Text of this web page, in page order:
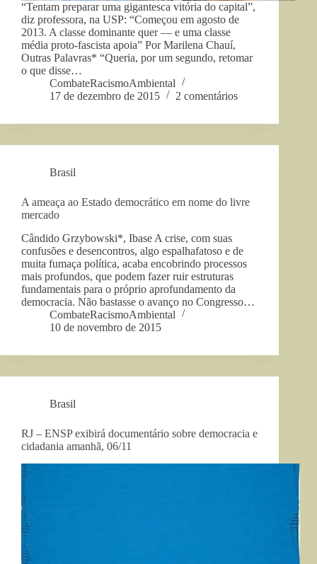
“Tentam preparar uma gigantesca vitória do capital”,
diz professora, na USP: “Começou em agosto de
2013. A classe dominante quer — e uma classe
média proto-fascista apoia” Por Marilena Chauí,
Outras Palavras* “Queria, por um segundo, retomar
o que disse…
CombateRacismoAmbiental
17 de dezembro de 2015
2 comentários
Brasil
A ameaça ao Estado democrático em nome do livre
mercado
Cândido Grzybowski*, Ibase A crise, com suas
confusões e desencontros, algo espalhafatoso e de
muita fumaça política, acaba encobrindo processos
mais profundos, que podem fazer ruir estruturas
fundamentais para o próprio aprofundamento da
democracia. Não bastasse o avanço no Congresso…
CombateRacismoAmbiental
10 de novembro de 2015
Brasil
RJ – ENSP exibirá documentário sobre democracia e
cidadania amanhã, 06/11